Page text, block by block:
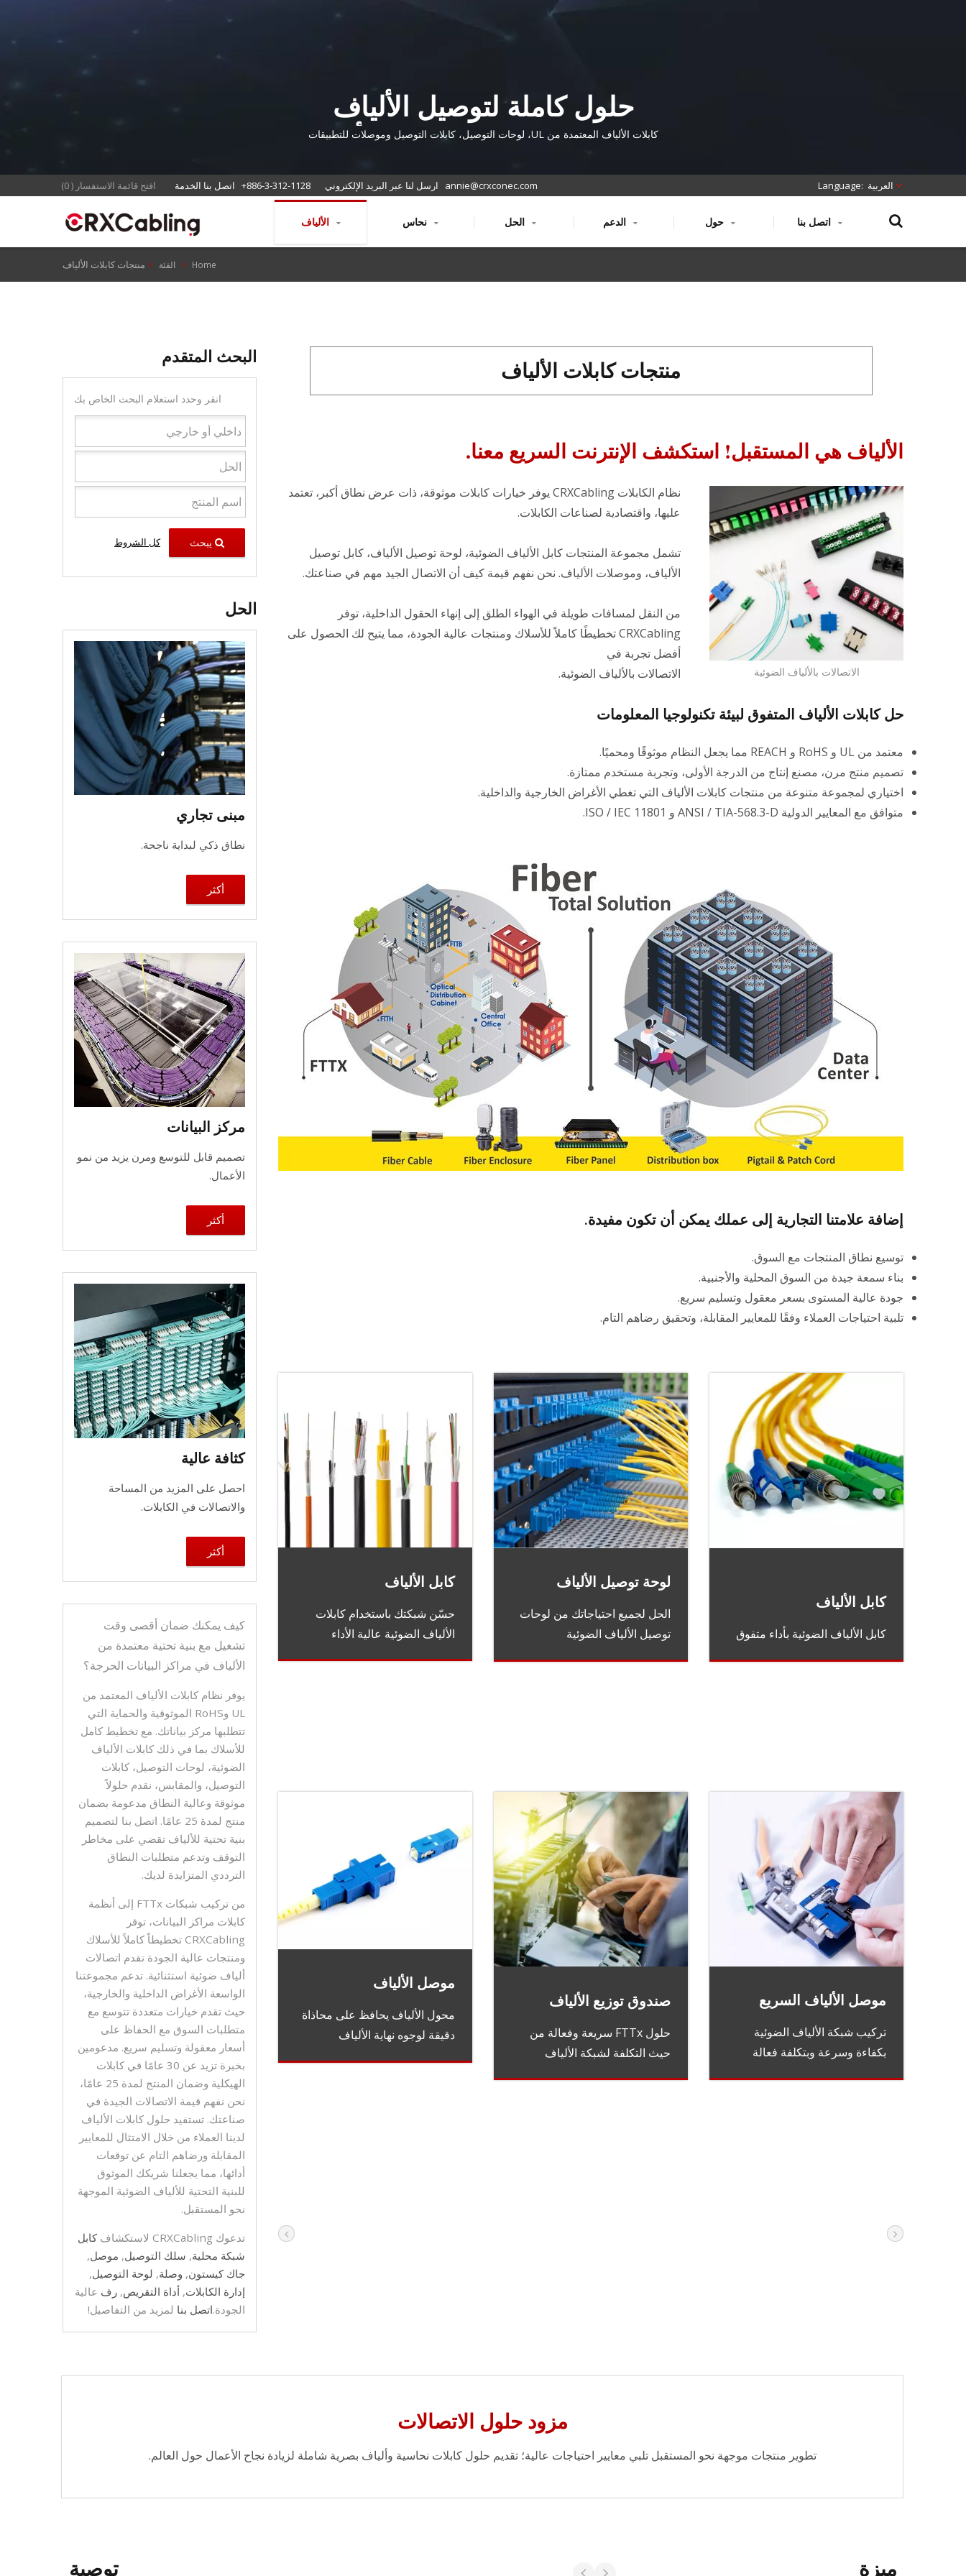
حلول كاملة لتوصيل الألياف
الضوئية للشبكات عالية الأداء
كابلات الألياف المعتمدة من UL، لوحات التوصيل، كابلات التوصيل وموصلات للتطبيقات
افتح قائمة الاستفسار (
) +886-3-312-1128 annie@crxconec.com العربية
الألياف نحاس الحل الدعم حول
Home الفئة منتجات كابلات الألياف
البحث المتقدم
انقر وحدد استعلام البحث الخاص بك
يبحث كل الشروط
الحل
مبنى تجاري
نطاق ذكي لبداية ناجحة.
أكثر
مركز البيانات
تصميم قابل للتوسع ومرن يزيد من نمو
الأعمال.
أكثر
كثافة عالية
احصل على المزيد من المساحة
والاتصالات في الكابلات.
أكثر
كيف يمكنك ضمان أقصى وقت
تشغيل مع بنية تحتية معتمدة من
الألياف في مراكز البيانات الحرجة؟
يوفر نظام كابلات الألياف المعتمد من
UL وRoHS الموثوقية والحماية التي
تتطلبها مركز بياناتك. مع تخطيط كامل
للأسلاك بما في ذلك كابلات الألياف
الضوئية، لوحات التوصيل، كابلات
التوصيل، والمقابس، نقدم حلولاً
موثوقة وعالية النطاق مدعومة بضمان
منتج لمدة 25 عامًا. اتصل بنا لتصميم
بنية تحتية للألياف تقضي على مخاطر
التوقف وتدعم متطلبات النطاق
الترددي المتزايدة لديك.
من تركيب شبكات FTTx إلى أنظمة
كابلات مراكز البيانات، توفر
CRXCabling تخطيطاً كاملاً للأسلاك
ومنتجات عالية الجودة تقدم اتصالات
ألياف ضوئية استثنائية. تدعم مجموعتنا
الواسعة الأغراض الداخلية والخارجية،
حيث تقدم خيارات متعددة تتوسع مع
متطلبات السوق مع الحفاظ على
أسعار معقولة وتسليم سريع. مدعومين
بخبرة تزيد عن 30 عامًا في كابلات
الهيكلية وضمان المنتج لمدة 25 عامًا،
نحن نفهم قيمة الاتصالات الجيدة في
صناعتك. تستفيد حلول كابلات الألياف
لدينا العملاء من خلال الامتثال للمعايير
المقابلة ورضاهم التام عن توقعات
أدائها، مما يجعلنا شريكك الموثوق
للبنية التحتية للألياف الضوئية الموجهة
نحو المستقبل.
تدعوك CRXCabling لاستكشاف
كابل
شبكة محلية, سلك التوصيل, موصل,
جاك كيستون, وصلة, لوحة التوصيل,
إدارة الكابلات, أداة التقريص, رف عالية
الجودة.اتصل بنا لمزيد من التفاصيل!
منتجات كابلات الألياف
الألياف هي المستقبل! استكشف الإنترنت السريع معنا.
الاتصالات بالألياف الضوئية
نظام الكابلات CRXCabling يوفر خيارات كابلات موثوقة، ذات عرض نطاق أكبر، تعتمد
عليها، واقتصادية لصناعات الكابلات.
تشمل مجموعة المنتجات كابل الألياف الضوئية، لوحة توصيل الألياف، كابل توصيل
الألياف، وموصلات الألياف. نحن نفهم قيمة كيف أن الاتصال الجيد مهم في صناعتك.
من النقل لمسافات طويلة في الهواء الطلق إلى إنهاء الحقول الداخلية، توفر
CRXCabling تخطيطًا كاملاً للأسلاك ومنتجات عالية الجودة، مما يتيح لك الحصول على
أفضل تجربة في
الاتصالات بالألياف الضوئية.
حل كابلات الألياف المتفوق لبيئة تكنولوجيا المعلومات
معتمد من UL و RoHS و REACH مما يجعل النظام موثوقًا ومحميًا.
تصميم منتج مرن، مصنع إنتاج من الدرجة الأولى، وتجربة مستخدم ممتازة.
اختياري لمجموعة متنوعة من منتجات كابلات الألياف التي تغطي الأغراض الخارجية والداخلية.
متوافق مع المعايير الدولية ANSI / TIA-568.3-D و ISO / IEC 11801.
إضافة علامتنا التجارية إلى عملك يمكن أن تكون مفيدة.
توسيع نطاق المنتجات مع السوق.
بناء سمعة جيدة من السوق المحلية والأجنبية.
جودة عالية المستوى بسعر معقول وتسليم سريع.
تلبية احتياجات العملاء وفقًا للمعايير المقابلة، وتحقيق رضاهم التام.
كابل الألياف
حسّن شبكتك باستخدام كابلات
الألياف الضوئية عالية الأداء
لوحة توصيل الألياف
الحل لجميع احتياجاتك من لوحات
توصيل الألياف الضوئية
كابل الألياف
كابل الألياف الضوئية بأداء متفوق
موصل الألياف
محول الألياف يحافظ على محاذاة
دقيقة لوجوه نهاية الألياف
صندوق توزيع الألياف
حلول FTTx سريعة وفعالة من
حيث التكلفة لشبكة الألياف
موصل الألياف السريع
تركيب شبكة الألياف الضوئية
بكفاءة وسرعة وبتكلفة فعالة
مزود حلول الاتصالات
تطوير منتجات موجهة نحو المستقبل تلبي معايير احتياجات عالية؛ تقديم حلول كابلات نحاسية وألياف بصرية شاملة لزيادة نجاح الأعمال حول العالم.
توصية ميزة